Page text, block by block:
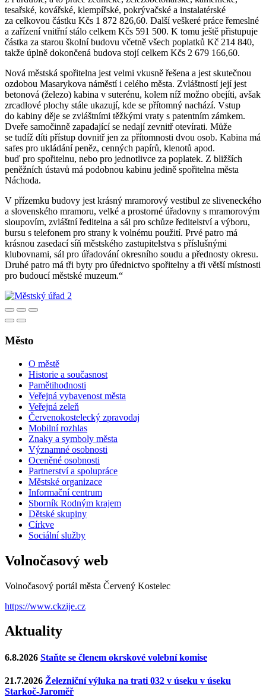
tesařské, kovářské, klempířské, pokrývačské a instalatérské
za celkovou částku Kčs 1 872 826,60. Další veškeré práce řemeslné
a zařízení vnitřní stálo celkem Kčs 591 500. K tomu ještě přistupuje
částka za starou školní budovu včetně všech poplatků Kč 214 840,
takže úplně dokončená budova stojí celkem Kčs 2 679 166,60.
Nová městská spořitelna jest velmi vkusně řešena a jest skutečnou
ozdobou Masarykova náměstí i celého města. Zvláštností její jest
betonová (železo) kabina v suterénu, kolem níž možno obejíti, avšak
zrcadlové plochy stále ukazují, kde se přítomný nachází. Vstup
do kabiny děje se zvláštními těžkými vraty s patentním zámkem.
Dveře samočinně zapadající se nedají zevnitř otevírati. Může
se tudíž díti přístup dovnitř jen za přítomnosti dvou osob. Kabina má
safes pro ukládání peněz, cenných papírů, klenotů apod.
buď pro spořitelnu, nebo pro jednotlivce za poplatek. Z bližších
peněžních ústavů má podobnou kabinu jedině spořitelna města
Náchoda.
V přízemku budovy jest krásný mramorový vestibul ze sliveneckého
a slovenského mramoru, velké a prostorné úřadovny s mramorovým
sloupovím, zvláštní ředitelna a sál pro schůze ředitelství a výboru,
bursu s telefonem pro strany k volnému použití. Prvé patro má
krásnou zasedací síň městského zastupitelstva s příslušnými
klubovnami, sál pro úřadování okresního soudu a přednosty okresu.
Druhé patro má tři byty pro úřednictvo spořitelny a tři větší místnosti
pro budoucí městské muzeum.“
Město
O městě
Historie a současnost
Pamětihodnosti
Veřejná vybavenost města
Veřejná zeleň
Červenokostelecký zpravodaj
Mobilní rozhlas
Znaky a symboly města
Významné osobnosti
Oceněné osobnosti
Partnerství a spolupráce
Městské organizace
Informační centrum
Sborník Rodným krajem
Dětské skupiny
Církve
Sociální služby
Volnočasový web
Volnočasový portál města Červený Kostelec
https://www.ckzije.cz
Aktuality
6.8.2026 Staňte se členem okrskové volební komise
21.7.2026 Železniční výluka na trati 032 v úseku v úseku
Starkoč-Jaroměř